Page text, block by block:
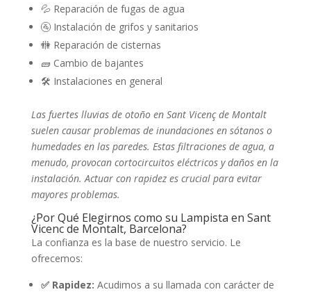
💦 Reparación de fugas de agua
🚰 Instalación de grifos y sanitarios
🚻 Reparación de cisternas
🧱 Cambio de bajantes
🛠️ Instalaciones en general
Las fuertes lluvias de otoño en Sant Vicenç de Montalt
suelen causar problemas de inundaciones en sótanos o
humedades en las paredes. Estas filtraciones de agua, a
menudo, provocan cortocircuitos eléctricos y daños en la
instalación. Actuar con rapidez es crucial para evitar
mayores problemas.
¿Por Qué Elegirnos como su Lampista en Sant
Vicenc de Montalt, Barcelona?
La confianza es la base de nuestro servicio. Le
ofrecemos:
✅ Rapidez: Acudimos a su llamada con carácter de